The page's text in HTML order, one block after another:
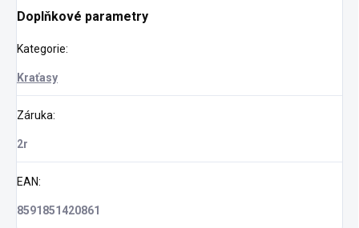
Doplňkové parametry
Kategorie:
Kraťasy
Záruka:
2r
EAN:
8591851420861